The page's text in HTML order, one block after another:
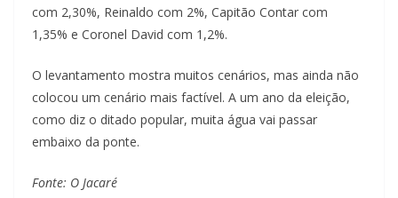
com 2,30%, Reinaldo com 2%, Capitão Contar com
1,35% e Coronel David com 1,2%.
O levantamento mostra muitos cenários, mas ainda não
colocou um cenário mais factível. A um ano da eleição,
como diz o ditado popular, muita água vai passar
embaixo da ponte.
Fonte: O Jacaré